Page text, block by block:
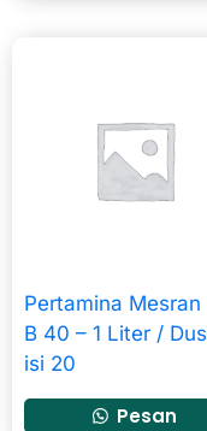
Pertamina Mesran
B 40 – 1 Liter / Dus
isi 20
Pesan